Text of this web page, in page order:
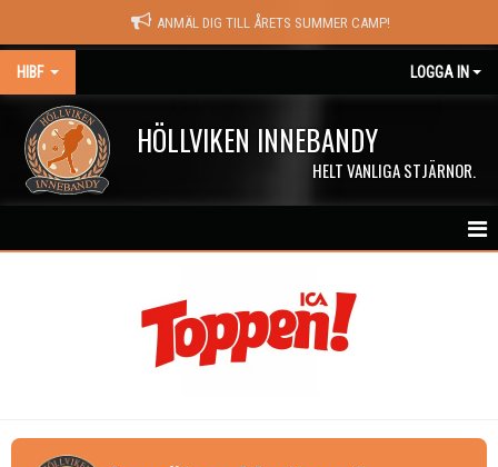
ANMÄL DIG TILL ÅRETS SUMMER CAMP!
HIBF LOGGA IN
HÖLLVIKEN INNEBANDY
HELT VANLIGA STJÄRNOR.